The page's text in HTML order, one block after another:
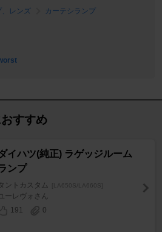
、レンズ
カーテシランプ
すすめ
イハツ(純正) ラゲッジルーム
ンプ
ントカスタム [LA650S/LA660S]
ーレヴォさん
191
0